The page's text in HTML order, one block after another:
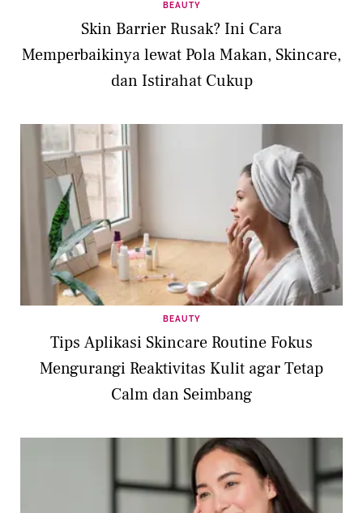
BEAUTY
Skin Barrier Rusak? Ini Cara
Memperbaikinya lewat Pola Makan, Skincare,
dan Istirahat Cukup
BEAUTY
Tips Aplikasi Skincare Routine Fokus
Mengurangi Reaktivitas Kulit agar Tetap
Calm dan Seimbang